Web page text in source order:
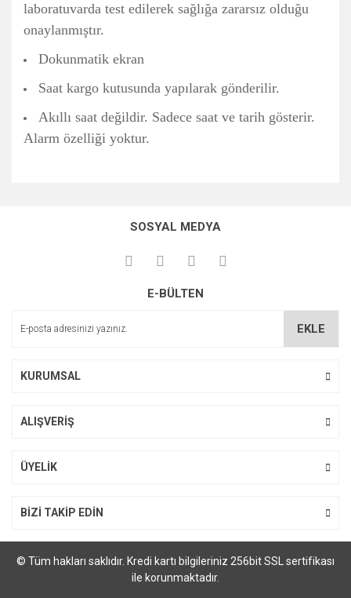
laboratuvarda test edilerek sağlığa zararsız olduğu
onaylanmıştır.
Dokunmatik ekran
Saat kargo kutusunda yapılarak gönderilir.
Akıllı saat değildir. Sadece saat ve tarih gösterir.
Alarm özelliği yoktur.
kullanarak tarafımıza iletebilirsiniz.
Görüş ve önerileriniz için teşekkür ederiz.
Ürün açıklamasında eksik bilgiler bulunuyor.
SOSYAL MEDYA
E-BÜLTEN
EKLE
KURUMSAL
ALIŞVERİŞ
ÜYELİK
BİZİ TAKİP EDİN
© Tüm hakları saklıdır. Kredi kartı bilgileriniz 256bit SSL sertifikası
ile korunmaktadır.